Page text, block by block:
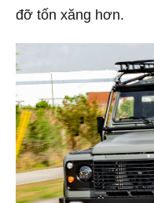
đỡ tốn xăng hơn.